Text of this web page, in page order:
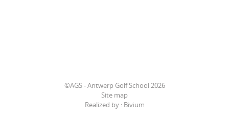
©AGS - Antwerp Golf School 2026
Site map
Realized by : Bivium